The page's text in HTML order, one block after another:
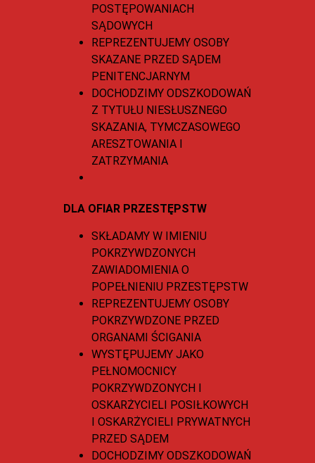
DLA OFIAR PRZESTĘPSTW
SKŁADAMY W IMIENIU
POKRZYWDZONYCH
ZAWIADOMIENIA O
POPEŁNIENIU PRZESTĘPSTW
REPREZENTUJEMY OSOBY
POKRZYWDZONE PRZED
ORGANAMI ŚCIGANIA
WYSTĘPUJEMY JAKO
PEŁNOMOCNICY
POKRZYWDZONYCH I
OSKARŻYCIELI POSIŁKOWYCH
I OSKARŻYCIELI PRYWATNYCH
PRZED SĄDEM
DOCHODZIMY ODSZKODOWAŃ
POSTĘPOWANIACH
SĄDOWYCH
REPREZENTUJEMY OSOBY
SKAZANE PRZED SĄDEM
PENITENCJARNYM
DOCHODZIMY ODSZKODOWAŃ
Z TYTUŁU NIESŁUSZNEGO
SKAZANIA, TYMCZASOWEGO
ARESZTOWANIA I
ZATRZYMANIA